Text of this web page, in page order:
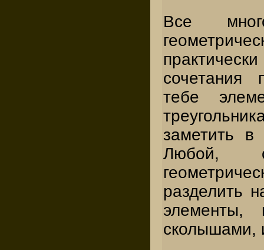
Все
сочетания
тебе
заметить в
Любой,
разделить
сколышами,